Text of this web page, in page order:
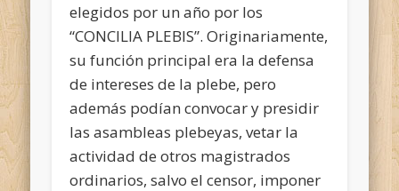
elegidos por un año por los
“CONCILIA PLEBIS”. Originariamente,
su función principal era la defensa
de intereses de la plebe, pero
además podían convocar y presidir
las asambleas plebeyas, vetar la
actividad de otros magistrados
ordinarios, salvo el censor, imponer